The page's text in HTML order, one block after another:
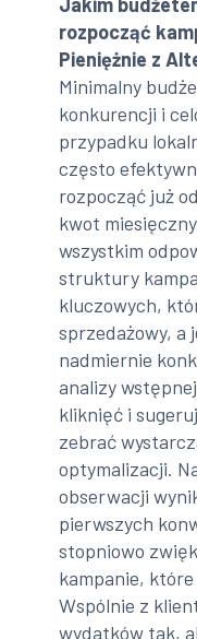
rozpocząć
Pieniężnie z
Minimalny
konkurencji i
przypadku
często
rozpocząć już
kwot
wszystkim
struktury
kluczowych,
sprzedażowy, a
nadmiernie
analizy
kliknięć i
zebrać
optymalizacji.
obserwacji
pierwszych
stopniowo
kampanie,
Wspólnie z
wydatków tak,